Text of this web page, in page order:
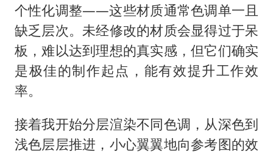
个性化调整——这些材质通常色调单一且
缺乏层次。未经修改的材质会显得过于呆
板，难以达到理想的真实感，但它们确实
是极佳的制作起点，能有效提升工作效
率。
接着我开始分层渲染不同色调，从深色到
浅色层层推进，小心翼翼地向参考图的效